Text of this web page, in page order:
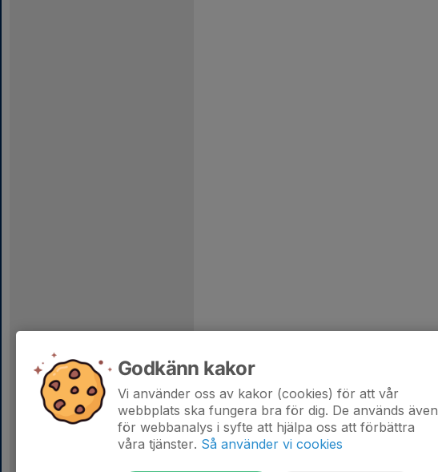
Godkänn kakor
Vi använder oss av kakor (cookies) för att vår
webbplats ska fungera bra för dig. De används även
för webbanalys i syfte att hjälpa oss att förbättra
våra tjänster. Så använder vi cookies